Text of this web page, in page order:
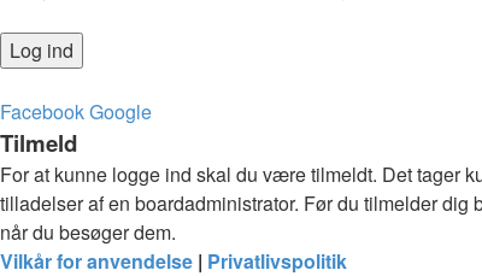
FacebookGoogle
Tilmeld
For at kunne logge ind skal du være tilmeldt. Det tager
tilladelser af en boardadministrator. Før du tilmelder
når du besøger dem.
Vilkår for anvendelse | Privatlivspolitik